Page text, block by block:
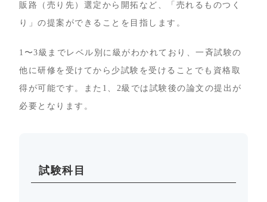
販路（売り先）選定から開拓など、「売れるものつく
り」の提案ができることを目指します。
1〜3級までレベル別に級がわかれており、一斉試験の
他に研修を受けてから少試験を受けることでも資格取
得が可能です。また1、2級では試験後の論文の提出が
必要となります。
試験科目